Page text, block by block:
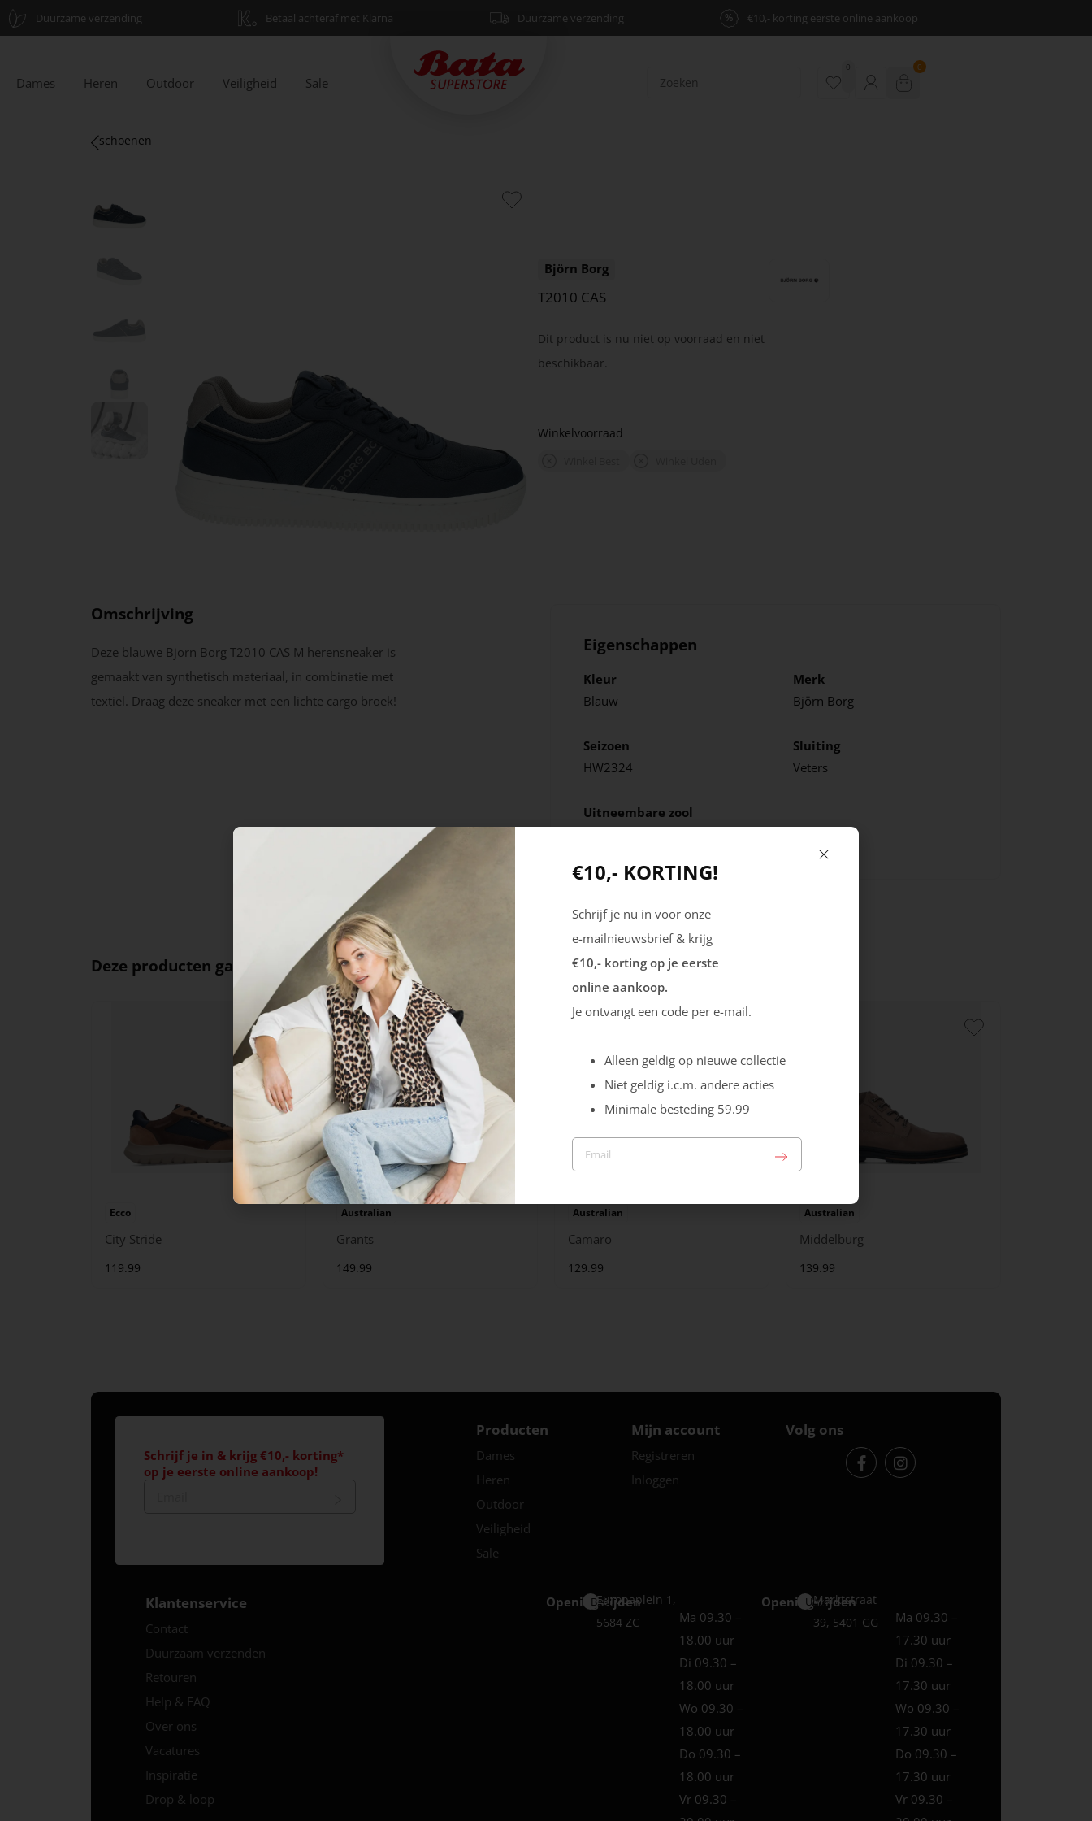
Duurzame verzending Betaal achteraf met Klarna Duurzame verzending % €10,- korting eerste online aankoop
Dames Heren Outdoor Veiligheid Sale
0 0
schoenen
Björn Borg
T2010 CAS
Dit product is nu niet op voorraad en niet
beschikbaar.
Winkelvoorraad
Omschrijving
Deze blauwe Bjorn Borg T2010 CAS M herensneaker is
gemaakt van synthetisch materiaal, in combinatie met
textiel. Draag deze sneaker met een lichte cargo broek!
Eigenschappen
Kleur
Blauw
Merk
Björn Borg
Seizoen
HW2324
Sluiting
Veters
Uitneembare zool
Deze producten ga je leuk vinden
Ecco
City Stride
119.99
Australian
Grants
149.99
Australian
Camaro
129.99
Australian
Middelburg
139.99
Schrijf je in & krijg €10,- korting*
op je eerste online aankoop!
Producten
Dames
Heren
Outdoor
Veiligheid
Sale
Mijn account
Registreren
Inloggen
Volg ons
Klantenservice
Contact
Duurzaam verzenden
Retouren
Help & FAQ
Over ons
Vacatures
Inspiratie
Drop & loop
Openingstijden
Best
Europaplein 1,
5684 ZC
Ma 09.30 –
18.00 uur
Di 09.30 –
18.00 uur
Wo 09.30 –
18.00 uur
Do 09.30 –
18.00 uur
Vr 09.30 –
Openingstijden
Uden
Marktstraat
39, 5401 GG
Ma 09.30 –
17.30 uur
Di 09.30 –
17.30 uur
Wo 09.30 –
17.30 uur
Do 09.30 –
17.30 uur
Vr 09.30 –
€10,- KORTING!
Schrijf je nu in voor onze
e-mailnieuwsbrief & krijg
€10,- korting op je eerste
online aankoop.
Je ontvangt een code per e-mail.
Alleen geldig op nieuwe collectie
Niet geldig i.c.m. andere acties
Minimale besteding 59.99